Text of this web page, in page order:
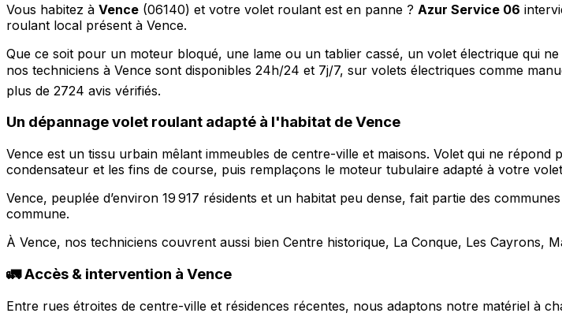
Vous habitez à Vence (06140) et votre volet roulant est en panne ? Azur Service 06
roulant local présent à Vence.
Que ce soit pour un moteur bloqué, une lame ou un tablier cassé, un volet électrique qui
nos techniciens à Vence sont disponibles 24h/24 et 7j/7, sur volets électriques comme
plus de 2724 avis vérifiés.
Un dépannage volet roulant adapté à l'habitat de Vence
Vence est un tissu urbain mêlant immeubles de centre-ville et maisons. Volet qui ne
condensateur et les fins de course, puis remplaçons le moteur tubulaire adapté à votre
Vence, peuplée d’environ 19 917 résidents et un habitat peu dense, fait partie des
commune.
À Vence, nos techniciens couvrent aussi bien Centre historique, La Conque, Les Cayrons,
🚛 Accès & intervention à Vence
Entre rues étroites de centre-ville et résidences récentes, nous adaptons notre matériel à